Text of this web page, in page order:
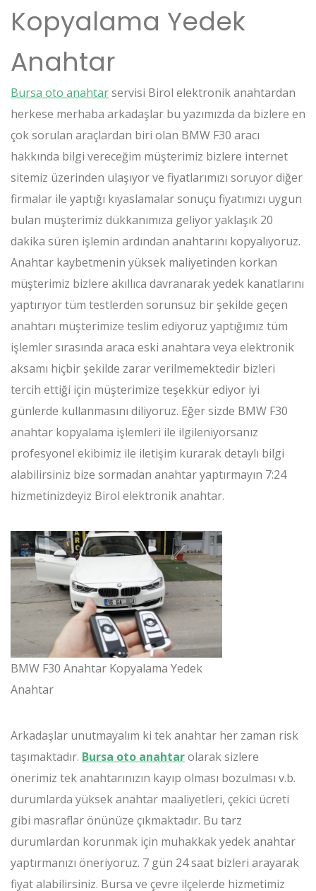
Kopyalama Yedek
Anahtar
Bursa oto anahtarservisi Birol elektronik anahtardan
herkese merhaba arkadaşlar bu yazımızda da bizlere en
çok sorulan araçlardan biri olan BMW F30 aracı
hakkında bilgi vereceğim müşterimiz bizlere internet
sitemiz üzerinden ulaşıyor ve fiyatlarımızı soruyor diğer
firmalar ile yaptığı kıyaslamalar sonuçu fiyatımızı uygun
bulan müşterimiz dükkanımıza geliyor yaklaşık 20
dakika süren işlemin ardından anahtarını kopyalıyoruz.
Anahtar kaybetmenin yüksek maliyetinden korkan
müşterimiz bizlere akıllıca davranarak yedek kanatlarını
yaptırıyor tüm testlerden sorunsuz bir şekilde geçen
anahtarı müşterimize teslim ediyoruz yaptığımız tüm
işlemler sırasında araca eski anahtara veya elektronik
aksamı hiçbir şekilde zarar verilmemektedir bizleri
tercih ettiği için müşterimize teşekkür ediyor iyi
günlerde kullanmasını diliyoruz. Eğer sizde BMW F30
anahtar kopyalama işlemleri ile ilgileniyorsanız
profesyonel ekibimiz ile iletişim kurarak detaylı bilgi
alabilirsiniz bize sormadan anahtar yaptırmayın 7:24
hizmetinizdeyiz Birol elektronik anahtar.
BMW F30 Anahtar Kopyalama Yedek
Anahtar
Arkadaşlar unutmayalım ki tek anahtar her zaman risk
taşımaktadır. Bursa oto anahtarolarak sizlere
önerimiz tek anahtarınızın kayıp olması bozulması v.b.
durumlarda yüksek anahtar maaliyetleri, çekici ücreti
gibi masraflar önünüze çıkmaktadır. Bu tarz
durumlardan korunmak için muhakkak yedek anahtar
yaptırmanızı öneriyoruz. 7 gün 24 saat bizleri arayarak
fiyat alabilirsiniz. Bursa ve çevre ilçelerde hizmetimiz